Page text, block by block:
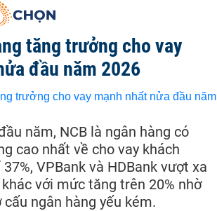
tăng trưởng cho vay
đầu năm 2026
năm, NCB là ngân hàng có
cao nhất về cho vay khách
VPBank và HDBank vượt xa
với mức tăng trên 20% nhờ
ngân hàng yếu kém.